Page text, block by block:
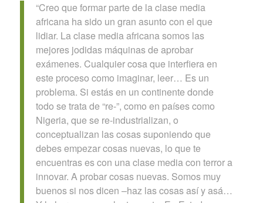
“Creo que formar parte de la clase media
africana ha sido un gran asunto con el que
lidiar. La clase media africana somos las
mejores jodidas máquinas de aprobar
exámenes. Cualquier cosa que interfiera en
este proceso como imaginar, leer… Es un
problema. Si estás en un continente donde
todo se trata de “re-”, como en países como
Nigeria, que se re-industrializan, o
conceptualizan las cosas suponiendo que
debes empezar cosas nuevas, lo que te
encuentras es con una clase media con terror a
innovar. A probar cosas nuevas. Somos muy
buenos si nos dicen –haz las cosas así y asá…